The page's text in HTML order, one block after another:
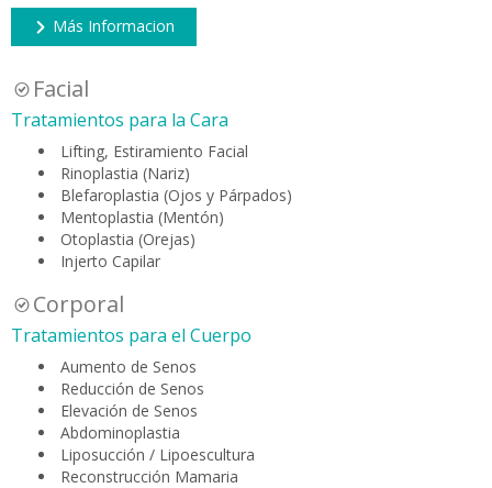
Más Informacion
Facial
Tratamientos para la Cara
Lifting, Estiramiento Facial
Rinoplastia (Nariz)
Blefaroplastia (Ojos y Párpados)
Mentoplastia (Mentón)
Otoplastia (Orejas)
Injerto Capilar
Corporal
Tratamientos para el Cuerpo
Aumento de Senos
Reducción de Senos
Elevación de Senos
Abdominoplastia
Liposucción / Lipoescultura
Reconstrucción Mamaria